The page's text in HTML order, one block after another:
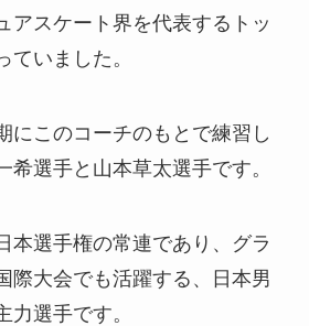
アスケート界を代表するトッ
ていました。
にこのコーチのもとで練習し
希選手と山本草太選手です。
本選手権の常連であり、グラ
際大会でも活躍する、日本男
力選手です。